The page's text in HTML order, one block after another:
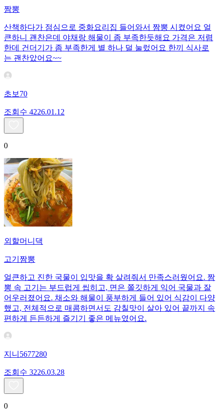
짬뽕
산책하다가 점심으로 중화요리집 들어와서 짬뽕 시켰어요 얼
큰하니 괜찬은데 야채랑 해물이 좀 부족한듯해요 가격은 저렴
한데 건더기가 좀 부족한게 별 하나 덜 눌렀어요 한끼 식사로
는 괜찬았어요~~
초보70
조회수 4226.01.12
0
외할머니댁
고기짬뽕
얼큰하고 진한 국물이 입맛을 확 살려줘서 만족스러웠어요. 짬
뽕 속 고기는 부드럽게 씹히고, 면은 쫄깃하게 익어 국물과 잘
어우러졌어요. 채소와 해물이 풍부하게 들어 있어 식감이 다양
했고, 전체적으로 매콤하면서도 감칠맛이 살아 있어 끝까지 속
편하게 든든하게 즐기기 좋은 메뉴였어요.
지니5677280
조회수 3226.03.28
0